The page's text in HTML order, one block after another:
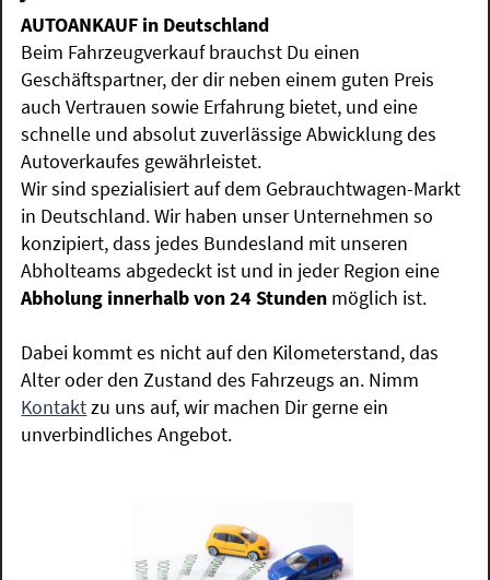
AUTOANKAUF in Deutschland
Beim Fahrzeugverkauf brauchst Du einen
Geschäftspartner, der dir neben einem guten Preis
auch Vertrauen sowie Erfahrung bietet, und eine
schnelle und absolut zuverlässige Abwicklung des
Autoverkaufes gewährleistet.
Wir sind spezialisiert auf dem Gebrauchtwagen-Markt
in Deutschland. Wir haben unser Unternehmen so
konzipiert, dass jedes Bundesland mit unseren
Abholteams abgedeckt ist und in jeder Region eine
Abholung innerhalb von 24 Stunden möglich ist.
Dabei kommt es nicht auf den Kilometerstand, das
Alter oder den Zustand des Fahrzeugs an. Nimm
Kontaktzu uns auf, wir machen Dir gerne ein
unverbindliches Angebot.